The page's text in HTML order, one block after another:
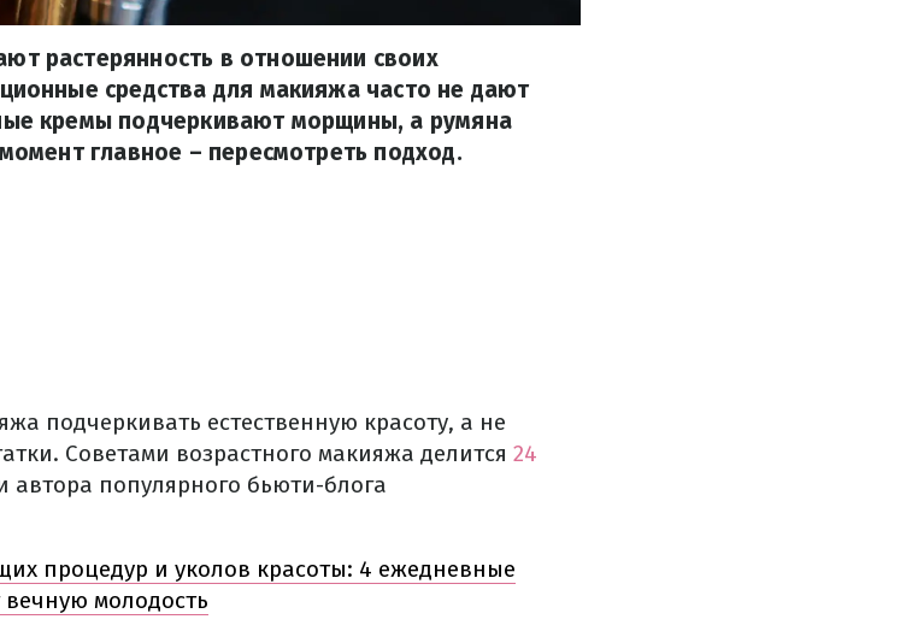
растерянность в отношении своих
средства для макияжа часто не дают
кремы подчеркивают морщины, а румяна
главное – пересмотреть подход.
подчеркивать естественную красоту, а не
Советами возрастного макияжа делится 24
автора популярного бьюти-блога
процедур и уколов красоты: 4 ежедневные
молодость